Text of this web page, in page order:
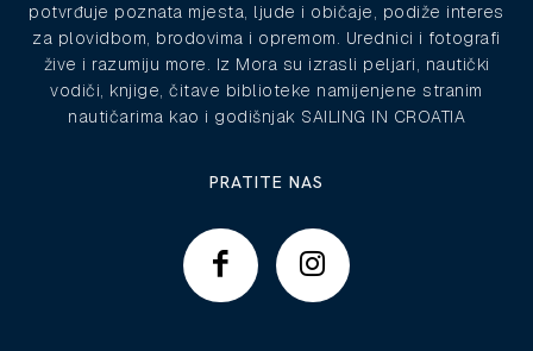
potvrđuje poznata mjesta, ljude i običaje, podiže interes
za plovidbom, brodovima i opremom. Urednici i fotografi
žive i razumiju more. Iz Mora su izrasli peljari, nautički
vodiči, knjige, čitave biblioteke namijenjene stranim
nautičarima kao i godišnjak SAILING IN CROATIA
PRATITE NAS